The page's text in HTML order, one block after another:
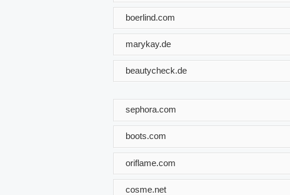
boerlind.com
marykay.de
beautycheck.de
sephora.com
boots.com
oriflame.com
cosme.net